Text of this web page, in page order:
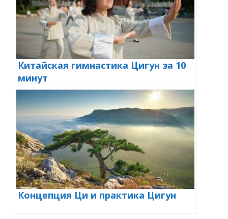
Китайская гимнастика Цигун за 10
минут
Концепция Ци и практика Цигун